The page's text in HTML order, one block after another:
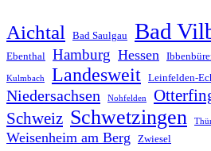
Aichtal Bad Saulgau Bad
Ebenthal
Hamburg Hessen
Kulmbach Landesweit Leinfelden-
Niedersachsen Nohfelden
Schweiz Schwetzingen
Weisenheim am Berg Zwiesel